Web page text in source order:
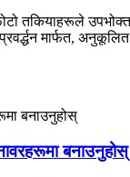
तकियाहरूले
मार्फत,
बनाउनुहोस्